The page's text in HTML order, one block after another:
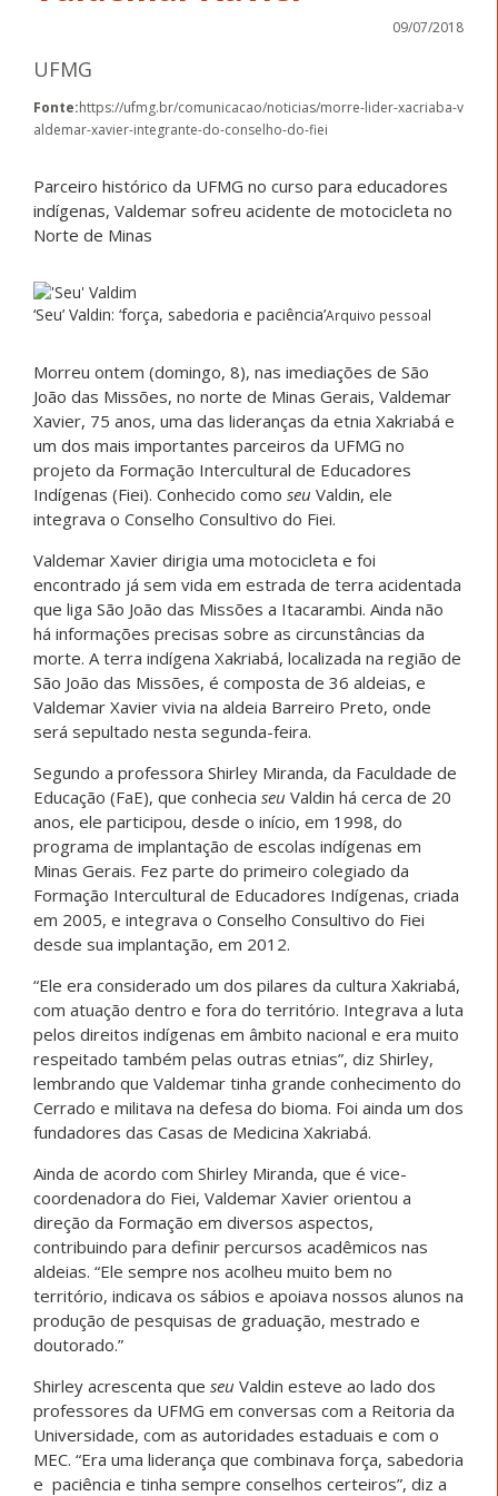
09/07/2018
UFMG
Fonte:https://ufmg.br/comunicacao/noticias/morre-lider-xacriaba-v
aldemar-xavier-integrante-do-conselho-do-fiei
Parceiro histórico da UFMG no curso para educadores
indígenas, Valdemar sofreu acidente de motocicleta no
Norte de Minas
‘Seu’ Valdin: ‘força, sabedoria e paciência’Arquivo pessoal
Morreu ontem (domingo, 8), nas imediações de São
João das Missões, no norte de Minas Gerais, Valdemar
Xavier, 75 anos, uma das lideranças da etnia Xakriabá e
um dos mais importantes parceiros da UFMG no
projeto da Formação Intercultural de Educadores
Indígenas (Fiei). Conhecido como seu Valdin, ele
integrava o Conselho Consultivo do Fiei.
Valdemar Xavier dirigia uma motocicleta e foi
encontrado já sem vida em estrada de terra acidentada
que liga São João das Missões a Itacarambi. Ainda não
há informações precisas sobre as circunstâncias da
morte. A terra indígena Xakriabá, localizada na região de
São João das Missões, é composta de 36 aldeias, e
Valdemar Xavier vivia na aldeia Barreiro Preto, onde
será sepultado nesta segunda-feira.
Segundo a professora Shirley Miranda, da Faculdade de
Educação (FaE), que conhecia seu Valdin há cerca de 20
anos, ele participou, desde o início, em 1998, do
programa de implantação de escolas indígenas em
Minas Gerais. Fez parte do primeiro colegiado da
Formação Intercultural de Educadores Indígenas, criada
em 2005, e integrava o Conselho Consultivo do Fiei
desde sua implantação, em 2012.
“Ele era considerado um dos pilares da cultura Xakriabá,
com atuação dentro e fora do território. Integrava a luta
pelos direitos indígenas em âmbito nacional e era muito
respeitado também pelas outras etnias”, diz Shirley,
lembrando que Valdemar tinha grande conhecimento do
Cerrado e militava na defesa do bioma. Foi ainda um dos
fundadores das Casas de Medicina Xakriabá.
Ainda de acordo com Shirley Miranda, que é vice-
coordenadora do Fiei, Valdemar Xavier orientou a
direção da Formação em diversos aspectos,
contribuindo para definir percursos acadêmicos nas
aldeias. “Ele sempre nos acolheu muito bem no
território, indicava os sábios e apoiava nossos alunos na
produção de pesquisas de graduação, mestrado e
doutorado.”
Shirley acrescenta que seu Valdin esteve ao lado dos
professores da UFMG em conversas com a Reitoria da
Universidade, com as autoridades estaduais e com o
MEC. “Era uma liderança que combinava força, sabedoria
e paciência e tinha sempre conselhos certeiros”, diz a